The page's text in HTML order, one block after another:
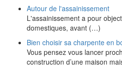
Autour de l'assainissement
L'assainissement a pour
domestiques, avant (…)
Bien choisir sa charpente en
Vous pensez vous lancer
construction d’une maison